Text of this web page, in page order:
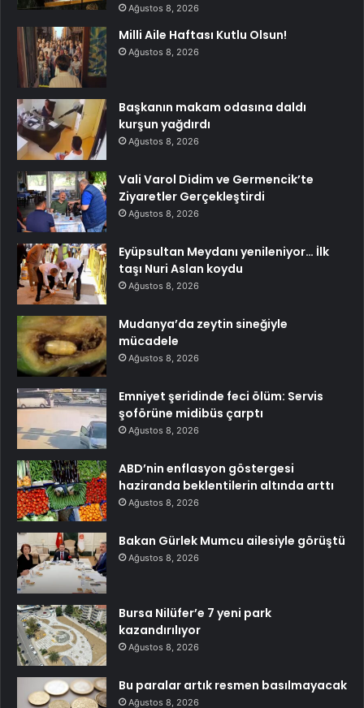
Ağustos 8, 2026
Milli Aile Haftası Kutlu Olsun!
Ağustos 8, 2026
Başkanın makam odasına daldı
kurşun yağdırdı
Ağustos 8, 2026
Vali Varol Didim ve Germencik’te
Ziyaretler Gerçekleştirdi
Ağustos 8, 2026
Eyüpsultan Meydanı yenileniyor… İlk
taşı Nuri Aslan koydu
Ağustos 8, 2026
Mudanya’da zeytin sineğiyle
mücadele
Ağustos 8, 2026
Emniyet şeridinde feci ölüm: Servis
şoförüne midibüs çarptı
Ağustos 8, 2026
ABD’nin enflasyon göstergesi
haziranda beklentilerin altında arttı
Ağustos 8, 2026
Bakan Gürlek Mumcu ailesiyle görüştü
Ağustos 8, 2026
Bursa Nilüfer’e 7 yeni park
kazandırılıyor
Ağustos 8, 2026
Bu paralar artık resmen basılmayacak
Ağustos 8, 2026